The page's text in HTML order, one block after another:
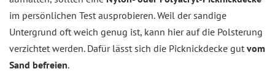
im persönlichen Test ausprobieren. Weil der sandige
Untergrund oft weich genug ist, kann hier auf die Polsterung
verzichtet werden. Dafür lässt sich die Picknickdecke gut vom
Sand befreien.